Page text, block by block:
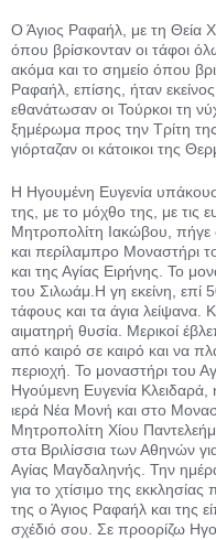
Ο Άγιος Ραφαήλ, με τη Θεία
ό­που βρίσκονταν οι τάφοι
ακόμα και το σημείο όπου
Ραφαήλ, επίσης, ήταν
εθανάτωσαν οι Τούρκοι τη
ξημέρωμα προς την Τρίτη
γιόρταζαν οι κάτοικοι της
Η Ηγουμένη Ευγενία
της, με το μόχθο της, με τις
Μητροπολίτη Ιακώβου, πήγε
και περίλαμπρο Μοναστήρι
και της Αγίας Ειρήνης. Το
του Σιλωάμ.Η γη εκείνη, επί
τάφους και τα άγια λείψανα.
αιματηρή θυσία. Μερικοί
από καιρό σε καιρό και να
περιοχή. Το μοναστήρι του
Ηγούμενη Ευγενία
ιερά Νέα Μονή και στο
Μητροπολίτη Χίου
στα Βριλίσσια των Αθηνών
Αγίας Μαγδαληνής. Την
για το χτίσιμο της
της ο Άγιος Ραφαήλ και της
σχέδιό σου. Σε προορίζω